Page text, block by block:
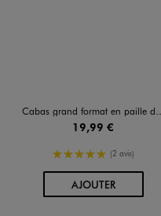
Cabas grand format en paille de papier femme
19,99 €
5/5 de moyenne
(2 avis)
AJOUTERAU PANIER